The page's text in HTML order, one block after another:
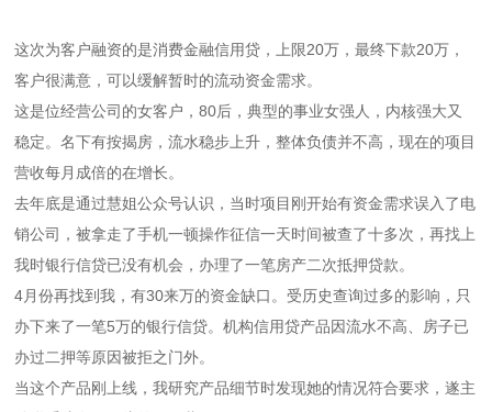
这次为客户融资的是消费金融信用贷，上限20万，最终下款20万，
客户很满意，可以缓解暂时的流动资金需求。
这是位经营公司的女客户，80后，典型的事业女强人，内核强大又
稳定。名下有按揭房，流水稳步上升，整体负债并不高，现在的项目
营收每月成倍的在增长。
去年底是通过慧姐公众号认识，当时项目刚开始有资金需求误入了电
销公司，被拿走了手机一顿操作征信一天时间被查了十多次，再找上
我时银行信贷已没有机会，办理了一笔房产二次抵押贷款。
4月份再找到我，有30来万的资金缺口。受历史查询过多的影响，只
办下来了一笔5万的银行信贷。机构信用贷产品因流水不高、房子已
办过二押等原因被拒之门外。
当这个产品刚上线，我研究产品细节时发现她的情况符合要求，遂主